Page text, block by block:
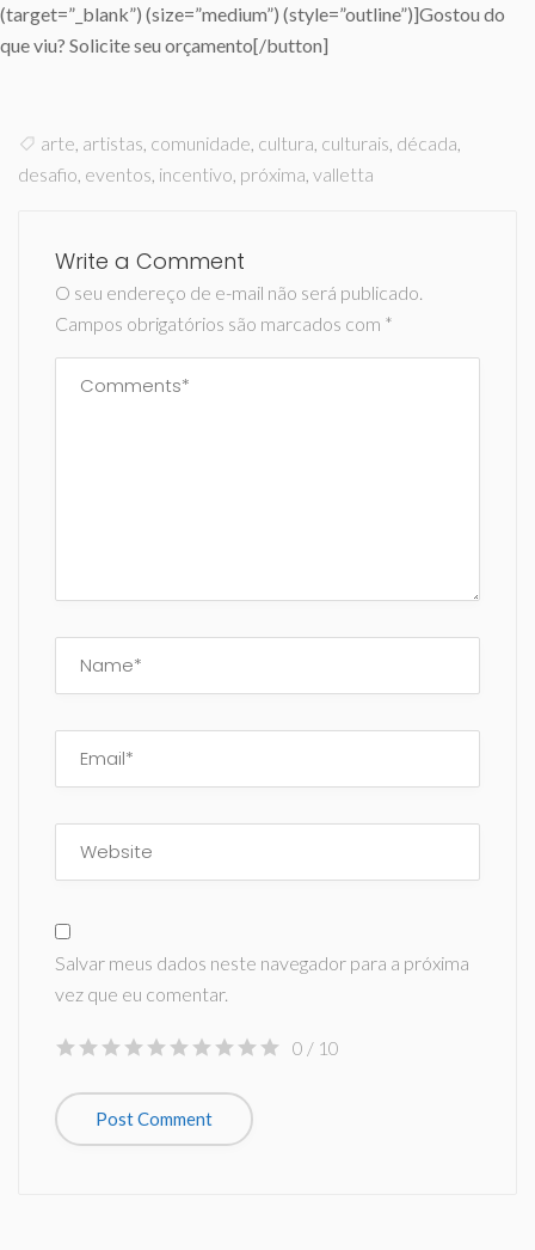
(target=”_blank”) (size=”medium”) (style=”outline”)]Gostou do
que viu? Solicite seu orçamento[/button]
arte artistas comunidade cultura culturais década
desafio eventos incentivo próxima valletta
Write a Comment
O seu endereço de e-mail não será publicado.
Campos obrigatórios são marcados com *
Salvar meus dados neste navegador para a próxima
vez que eu comentar.
0 / 10